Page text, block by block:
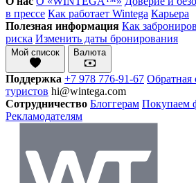
в прессе Как работает Wintega Карьера
Полезная информация Как
риска Изменить даты бронирования
Мой список Валюта
Поддержка +7 978 776-91-67 Обратная
туристов hi@wintega.com
Сотрудничество Блоггерам Покупаем
Рекламодателям